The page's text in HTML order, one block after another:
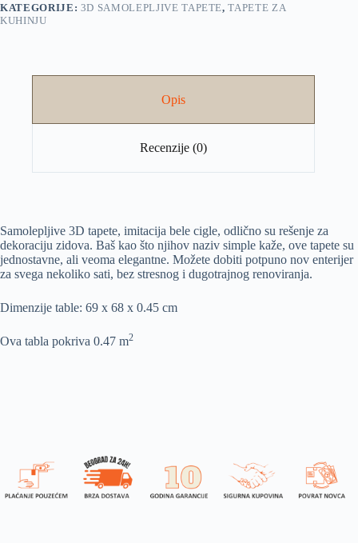
KATEGORIJE: 3D SAMOLEPLJIVE TAPETE,TAPETE ZA
KUHINJU
Opis
Recenzije (0)
Samolepljive 3D tapete, imitacija bele cigle, odlično su rešenje za
dekoraciju zidova. Baš kao što njihov naziv simple kaže, ove tapete su
jednostavne, ali veoma elegantne. Možete dobiti potpuno nov enterijer
za svega nekoliko sati, bez stresnog i dugotrajnog renoviranja.
Dimenzije table: 69 x 68 x 0.45 cm
Ova tabla pokriva 0.47 m2